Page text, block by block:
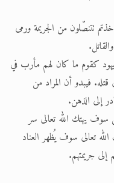
تتنصّلون من الجريمة ورمى
كقوم ما كان لهم مأرب في
فيبدو أن المراد من
إلى الذهن.
سوف يهتك الله تعالى سر
تعالى سوف يُظهر العناد
جريمتهم.